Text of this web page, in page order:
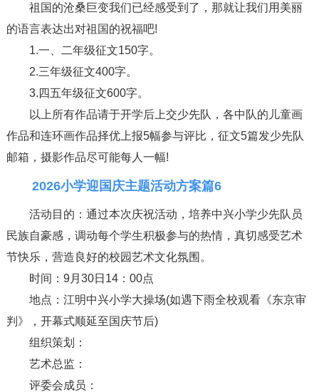
祖国的沧桑巨变我们已经感受到了，那就让我们用美丽
的语言表达出对祖国的祝福吧!
1.一、二年级征文150字。
2.三年级征文400字。
3.四五年级征文600字。
以上所有作品请于开学后上交少先队，各中队的儿童画
作品和连环画作品择优上报5幅参与评比，征文5篇发少先队
邮箱，摄影作品尽可能每人一幅!
2026小学迎国庆主题活动方案篇6
活动目的：通过本次庆祝活动，培养中兴小学少先队员
民族自豪感，调动每个学生积极参与的热情，真切感受艺术
节快乐，营造良好的校园艺术文化氛围。
时间：9月30日14：00点
地点：江明中兴小学大操场(如遇下雨全校观看《东京审
判》，开幕式顺延至国庆节后)
组织策划：
艺术总监：
评委会成员：